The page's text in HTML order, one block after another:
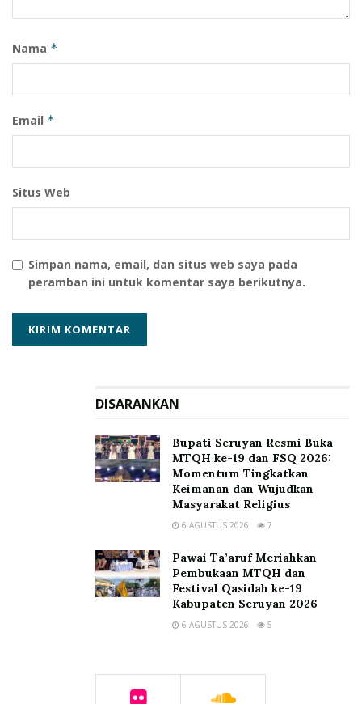
Nama *
Email *
Situs Web
Simpan nama, email, dan situs web saya pada
peramban ini untuk komentar saya berikutnya.
DISARANKAN
Bupati Seruyan Resmi Buka
MTQH ke-19 dan FSQ 2026:
Momentum Tingkatkan
Keimanan dan Wujudkan
Masyarakat Religius
6 AGUSTUS 2026 7
Pawai Ta’aruf Meriahkan
Pembukaan MTQH dan
Festival Qasidah ke-19
Kabupaten Seruyan 2026
6 AGUSTUS 2026 5